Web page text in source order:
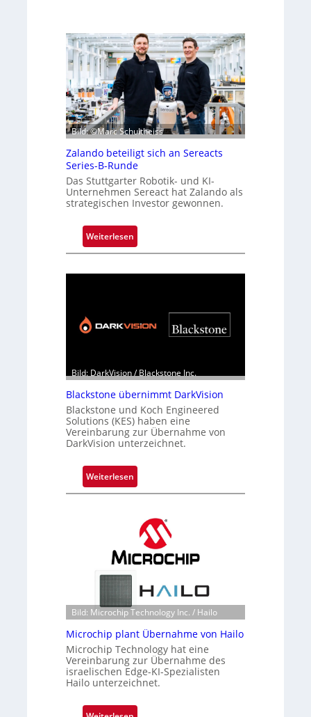
Bild: ©Marc Schultheiss
Zalando beteiligt sich an Sereacts
Series-B-Runde
Das Stuttgarter Robotik- und KI-
Unternehmen Sereact hat Zalando als
strategischen Investor gewonnen.
Weiterlesen:
Z
d
e
t
e
i
l
i
t
s
n
e
a
c
t
s
S
e
Bild: DarkVision / Blackstone Inc.
Blackstone übernimmt DarkVision
Blackstone und Koch Engineered
Solutions (KES) haben eine
Vereinbarung zur Übernahme von
DarkVision unterzeichnet.
Weiterlesen:
B
s
n
e
ü
b
e
r
Bild: Microchip Technology Inc. / Hailo
Microchip plant Übernahme von Hailo
Microchip Technology hat eine
Vereinbarung zur Übernahme des
israelischen Edge-KI-Spezialisten
Hailo unterzeichnet.